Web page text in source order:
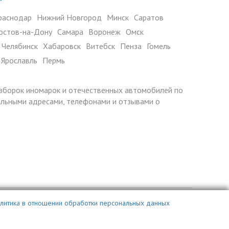
Нижний Новгород Минск Саратов
на-Дону Самара Воронеж Омск
Челябинск Хабаровск Витебск Пенза Гомель
Ярославль Пермь
иномарок и отечественных автомобилей по
адресами, телефонами и отзывами о
в отношении обработки персональных данных